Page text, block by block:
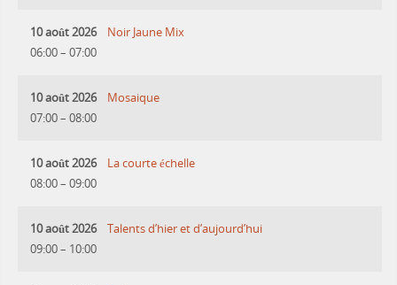
10 août 2026
06:00– 07:00
Noir Jaune Mix
10 août 2026
07:00– 08:00
Mosaique
10 août 2026
08:00– 09:00
La courte échelle
10 août 2026
09:00– 10:00
Talents d’hier et d’aujourd’hui